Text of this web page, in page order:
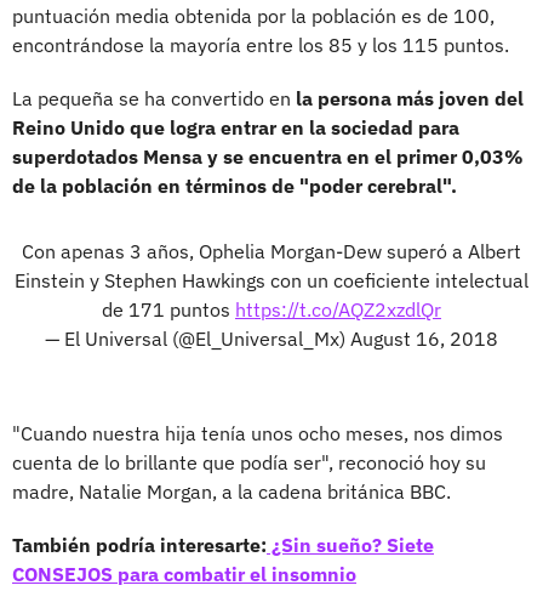
puntuación media obtenida por la población es de 100,
encontrándose la mayoría entre los 85 y los 115 puntos.
La pequeña se ha convertido en la persona más joven del
Reino Unido que logra entrar en la sociedad para
superdotados Mensa y se encuentra en el primer 0,03%
de la población en términos de "poder cerebral".
Con apenas 3 años, Ophelia Morgan-Dew superó a Albert
Einstein y Stephen Hawkings con un coeficiente intelectual
de 171 puntos https://t.co/AQZ2xzdlQr
— El Universal (@El_Universal_Mx) August 16, 2018
"Cuando nuestra hija tenía unos ocho meses, nos dimos
cuenta de lo brillante que podía ser", reconoció hoy su
madre, Natalie Morgan, a la cadena británica BBC.
También podría interesarte: ¿Sin sueño? Siete
CONSEJOS para combatir el insomnio